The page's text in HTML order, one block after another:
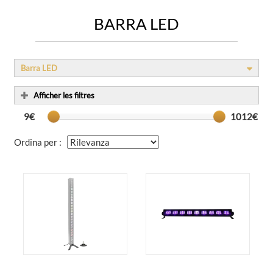
BARRA LED
9€ 1012€
Afficher les filtres
Barra LED
Ordina per :